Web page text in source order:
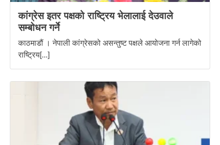
कांग्रेस इतर पक्षको राष्ट्रिय भेलालाई देउवाले
सम्बोधन गर्ने
काठमाडौं । नेपाली कांग्रेसको असन्तुष्ट पक्षले आयोजना गर्न लागेको
राष्ट्रिय[...]